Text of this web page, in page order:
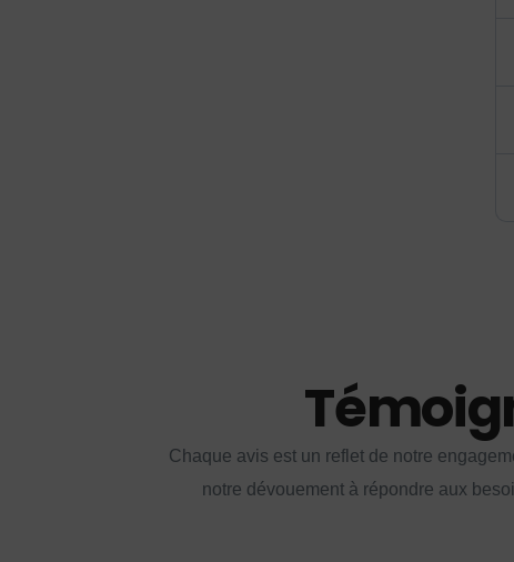
Chaque avis est un reflet de notre
notre dévouement à répondre aux